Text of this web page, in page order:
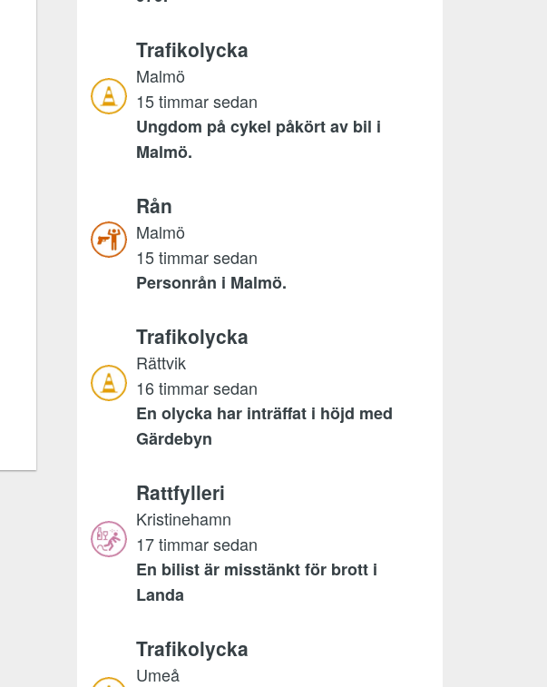
Trafikolycka
Malmö
15 timmar sedan
Ungdom på cykel påkört av bil i
Malmö.
Rån
Malmö
15 timmar sedan
Personrån i Malmö.
Trafikolycka
Rättvik
16 timmar sedan
En olycka har inträffat i höjd med
Gärdebyn
Rattfylleri
Kristinehamn
17 timmar sedan
En bilist är misstänkt för brott i
Landa
Trafikolycka
Umeå